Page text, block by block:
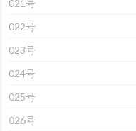
021号
022号
023号
024号
025号
026号